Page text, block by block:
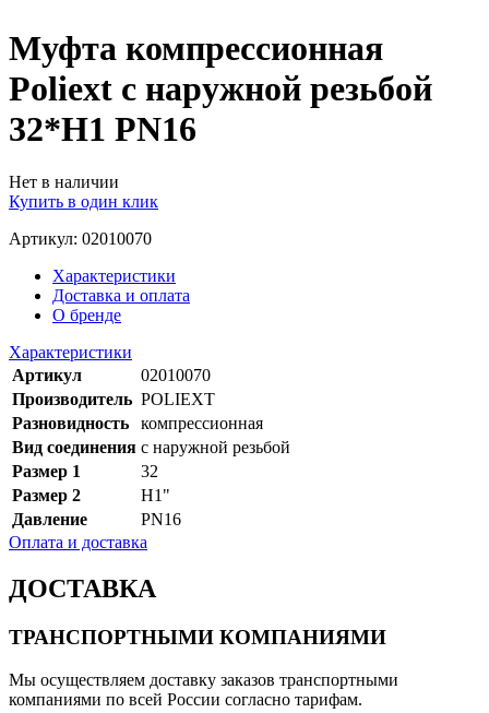
Муфта компрессионная
Poliext с наружной резьбой
32*Н1 PN16
Нет в наличии
Купить в один клик
Артикул: 02010070
Характеристики
Доставка и оплата
О бренде
Характеристики
Артикул
02010070
Производитель POLIEXT
Разновидность
компрессионная
Вид соединения с наружной резьбой
Размер 1
32
Размер 2
Н1"
Давление
PN16
Оплата и доставка
ДОСТАВКА
ТРАНСПОРТНЫМИ КОМПАНИЯМИ
Мы осуществляем доставку заказов транспортными
компаниями по всей России согласно тарифам.